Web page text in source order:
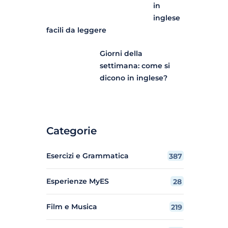
in
inglese
facili da leggere
Giorni della
settimana: come si
dicono in inglese?
Categorie
Esercizi e Grammatica 387
Esperienze MyES 28
Film e Musica 219